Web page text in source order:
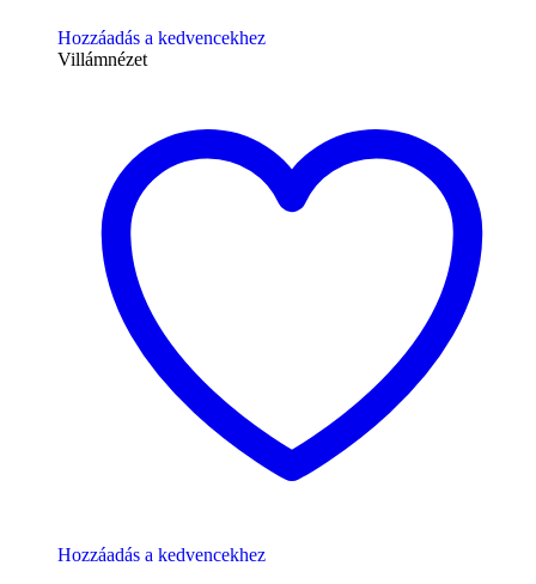
Hozzáadás a kedvencekhez
Villámnézet
Hozzáadás a kedvencekhez